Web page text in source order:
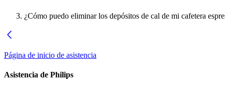
¿Cómo puedo eliminar los depósitos de cal de mi cafetera
Página de inicio de asistencia
Asistencia de Philips